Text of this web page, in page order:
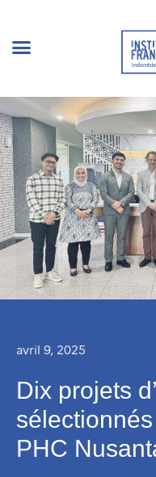
avril 9, 2025
Dix projets
PHC